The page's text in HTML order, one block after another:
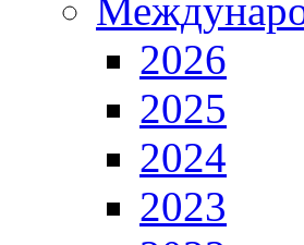
2026
2025
2024
2023